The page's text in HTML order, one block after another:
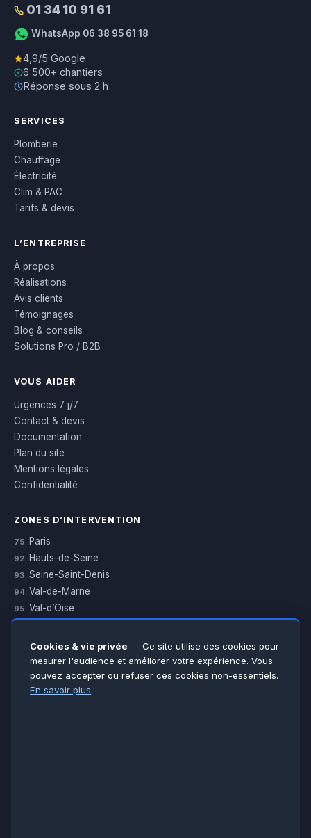
01 34 10 91 61
WhatsApp 06 38 95 61 18
4,9/5 Google
6 500+ chantiers
Réponse sous 2 h
SERVICES
Plomberie
Chauffage
Électricité
Clim & PAC
Tarifs & devis
L’ENTREPRISE
À propos
Réalisations
Avis clients
Témoignages
Blog & conseils
Solutions Pro / B2B
VOUS AIDER
Urgences 7 j/7
Contact & devis
Documentation
Plan du site
Mentions légales
Confidentialité
ZONES D’INTERVENTION
75 Paris
92 Hauts-de-Seine
93 Seine-Saint-Denis
94 Val-de-Marne
95 Val-d’Oise
Essonne
Seine-et-Marne
Voir toutes les villes →
Cookies & vie privée — Ce site utilise des cookies pour
mesurer l'audience et améliorer votre expérience. Vous
pouvez accepter ou refuser ces cookies non-essentiels.
En savoir plus.